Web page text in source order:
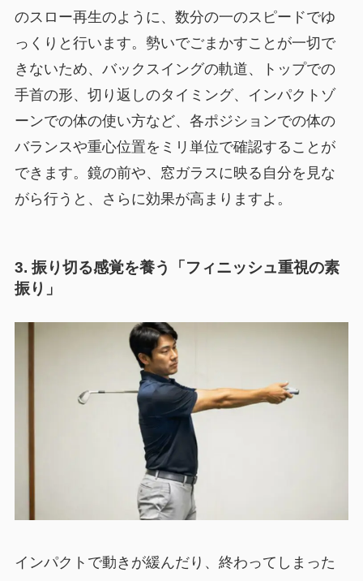
のスロー再生のように、数分の一のスピードでゆ
っくりと行います。勢いでごまかすことが一切で
きないため、バックスイングの軌道、トップでの
手首の形、切り返しのタイミング、インパクトゾ
ーンでの体の使い方など、各ポジションでの体の
バランスや重心位置をミリ単位で確認することが
できます。鏡の前や、窓ガラスに映る自分を見な
がら行うと、さらに効果が高まりますよ。
3. 振り切る感覚を養う「フィニッシュ重視の素
振り」
インパクトで動きが緩んだり、終わってしまった